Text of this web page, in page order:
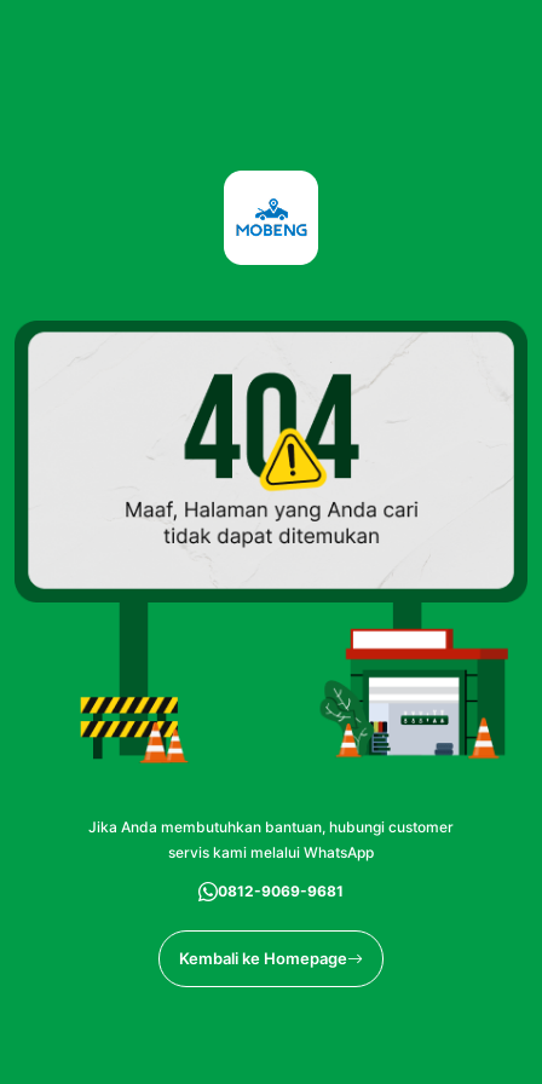
Jika Anda membutuhkan bantuan, hubungi customer
servis kami melalui WhatsApp
0812-9069-9681
Kembali ke Homepage